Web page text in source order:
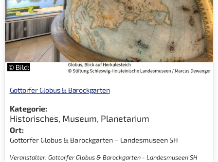
© Bild:
Gottorfer Globus & Barockgarten
Kategorie:
Historisches, Museum, Planetarium
Ort:
Gottorfer Globus & Barockgarten – Landesmuseen SH
Veranstalter: Gottorfer Globus & Barockgarten - Landesmuseen SH